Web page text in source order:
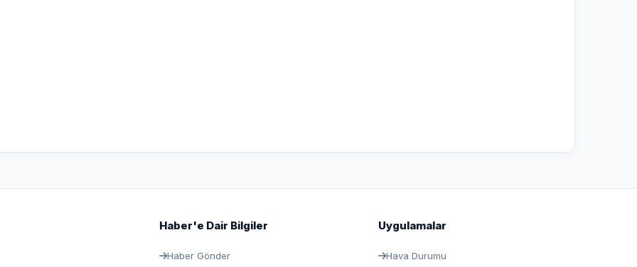
Haber'e Dair Bilgiler
Haber Gönder
Uygulamalar
Hava Durumu